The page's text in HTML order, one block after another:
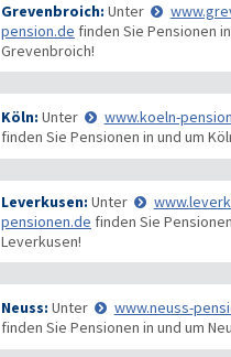
Grevenbroich: Unter
pension.de finden Sie Pensionen
Grevenbroich!
Köln: Unter
www.koeln-
finden Sie Pensionen in und um
Leverkusen: Unter
pensionen.de finden Sie
Leverkusen!
Neuss: Unter
www.neuss-
finden Sie Pensionen in und um